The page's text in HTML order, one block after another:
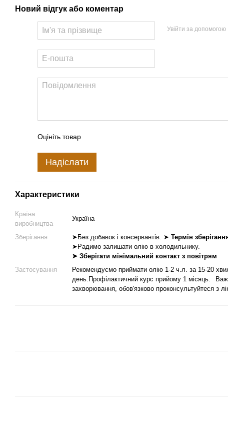
Новий відгук або коментар
Увійти за допомогою
Оцініть товар
Надіслати
Характеристики
Країна
виробництва
Україна
Зберігання ➤Без добавок і консервантів. ➤ Термін
➤Радимо залишати олію в холодильнику.
➤ Зберігати мінімальний контакт з повітрям
Застосування
Рекомендуємо приймати олію 1-2 ч.л. за 15-20
день.Профілактичний курс прийому 1
захворювання, обов'язково проконсультуйтеся з